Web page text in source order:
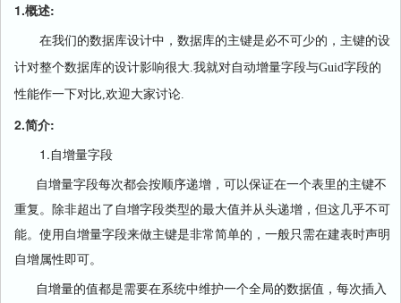
1.概述:
在我们的数据库设计中，数据库的主键是必不可少的，主键的设
计对整个数据库的设计影响很大.我就对自动增量字段与Guid字段的
性能作一下对比,欢迎大家讨论.
2.简介:
1.自增量字段
自增量字段每次都会按顺序递增，可以保证在一个表里的主键不
重复。除非超出了自增字段类型的最大值并从头递增，但这几乎不可
能。使用自增量字段来做主键是非常简单的，一般只需在建表时声明
自增属性即可。
自增量的值都是需要在系统中维护一个全局的数据值，每次插入